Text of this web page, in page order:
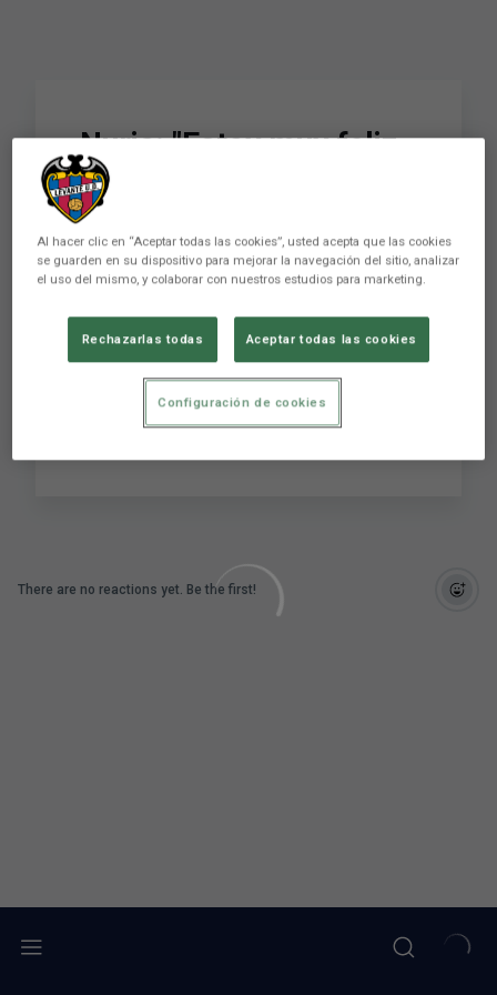
Nuria: "Estoy muy feliz,
los tres años de
renovación significan
que el Levante UD
Nuria: "Estoy muy feliz, los tres años de
renovación significan que el Levante UD confía
mucho en mí"
There are no reactions yet. Be the first!
Al hacer clic en “Aceptar todas las cookies”, usted acepta que las cookies
se guarden en su dispositivo para mejorar la navegación del sitio, analizar
el uso del mismo, y colaborar con nuestros estudios para marketing.
Rechazarlas todas Aceptar todas las cookies
Configuración de cookies